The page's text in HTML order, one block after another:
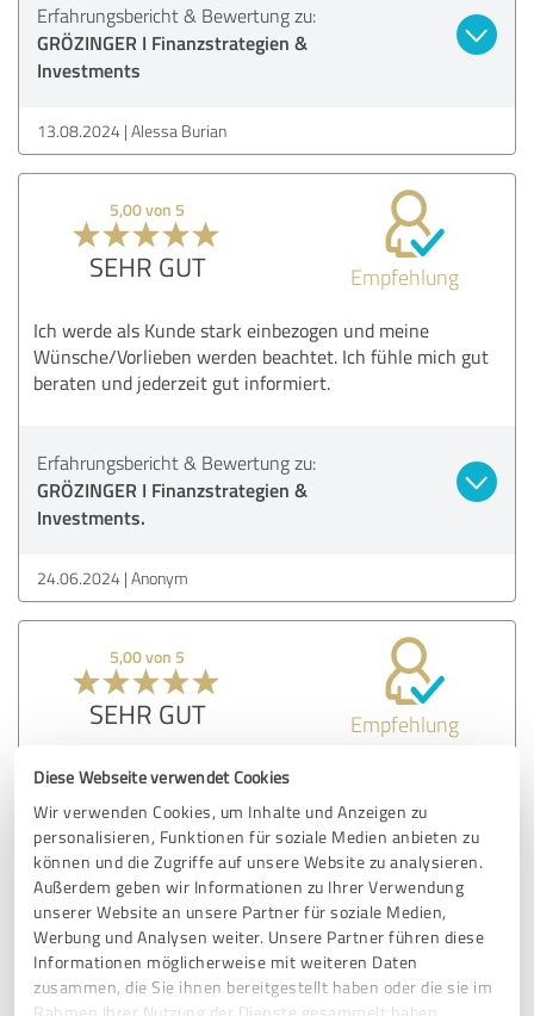
Diese Webseite verwendet Cookies
Wir verwenden Cookies, um Inhalte und Anzeigen zu
personalisieren, Funktionen für soziale Medien anbieten zu
können und die Zugriffe auf unsere Website zu analysieren.
Außerdem geben wir Informationen zu Ihrer Verwendung
unserer Website an unsere Partner für soziale Medien,
Werbung und Analysen weiter. Unsere Partner führen diese
Informationen möglicherweise mit weiteren Daten
zusammen, die Sie ihnen bereitgestellt haben oder die sie im
Erfahrungsbericht & Bewertung zu:
GRÖZINGER I Finanzstrategien &
Investments
13.08.2024 Alessa Burian
5,00 von 5
SEHR GUT Empfehlung
Ich werde als Kunde stark einbezogen und meine
Wünsche/Vorlieben werden beachtet. Ich fühle mich gut
beraten und jederzeit gut informiert.
Erfahrungsbericht & Bewertung zu:
GRÖZINGER I Finanzstrategien &
Investments.
24.06.2024 Anonym
5,00 von 5
SEHR GUT Empfehlung
Ehrlich transparent und Vollprofi durch und durch
Erfahrungsbericht & Bewertung zu:
GRÖZINGER I Finanzstrategien &
Investments
19.06.2024 Anonym